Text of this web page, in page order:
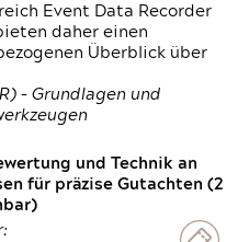
Event Data Recorder
daher einen
Überblick über
– Grundlagen und
und Technik an
für präzise Gutachten (2